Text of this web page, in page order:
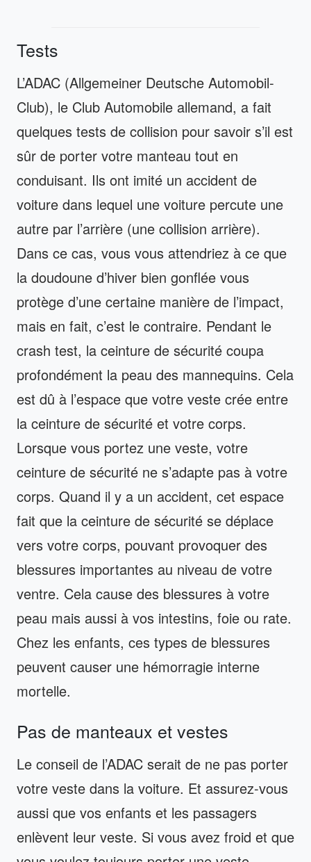
Tests
L’ADAC (Allgemeiner Deutsche Automobil-
Club), le Club Automobile allemand, a fait
quelques tests de collision pour savoir s’il est
sûr de porter votre manteau tout en
conduisant. Ils ont imité un accident de
voiture dans lequel une voiture percute une
autre par l’arrière (une collision arrière).
Dans ce cas, vous vous attendriez à ce que
la doudoune d’hiver bien gonflée vous
protège d’une certaine manière de l’impact,
mais en fait, c’est le contraire. Pendant le
crash test, la ceinture de sécurité coupa
profondément la peau des mannequins. Cela
est dû à l’espace que votre veste crée entre
la ceinture de sécurité et votre corps.
Lorsque vous portez une veste, votre
ceinture de sécurité ne s’adapte pas à votre
corps. Quand il y a un accident, cet espace
fait que la ceinture de sécurité se déplace
vers votre corps, pouvant provoquer des
blessures importantes au niveau de votre
ventre. Cela cause des blessures à votre
peau mais aussi à vos intestins, foie ou rate.
Chez les enfants, ces types de blessures
peuvent causer une hémorragie interne
mortelle.
Pas de manteaux et vestes
Le conseil de l’ADAC serait de ne pas porter
votre veste dans la voiture. Et assurez-vous
aussi que vos enfants et les passagers
enlèvent leur veste. Si vous avez froid et que